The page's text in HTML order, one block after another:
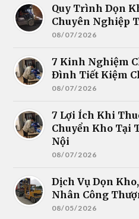
Quy Trình Dọn
Chuyên Nghiệp
08/07/2026
7 Kinh Nghiệm
Đình Tiết Kiệm
08/07/2026
7 Lợi Ích Khi
Chuyển Kho Tại
Nội
08/07/2026
Dịch Vụ Dọn
Nhân Công
08/05/2026